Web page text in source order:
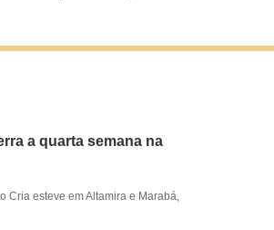
a quarta semana na
Cria esteve em Altamira e Marabá,